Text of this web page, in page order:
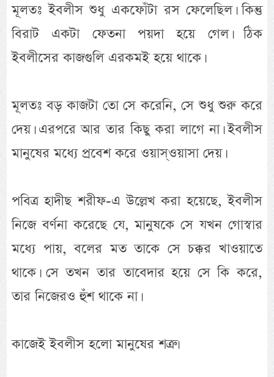
মূলতঃ ইবলীস শুধু একফোঁটা রস ফেলেছিল। কিন্তু
বিরাট একটা ফেতনা পয়দা হয়ে গেল। ঠিক
ইবলীসের কাজগুলি এরকমই হয়ে থাকে।
মূলতঃ বড় কাজটা তো সে করেনি, সে শুধু শুরু করে
দেয়। এরপরে আর তার কিছু করা লাগে না। ইবলীস
মানুষের মধ্যে প্রবেশ করে ওয়াস্ওয়াসা দেয়।
পবিত্র হাদীছ শরীফ-এ উল্লেখ করা হয়েছে, ইবলীস
নিজে বর্ণনা করেছে যে, মানুষকে সে যখন গোস্বার
মধ্যে পায়, বলের মত তাকে সে চক্কর খাওয়াতে
থাকে। সে তখন তার তাবেদার হয়ে সে কি করে,
তার নিজেরও হুঁশ থাকে না।
কাজেই ইবলীস হলো মানুষের শত্রু।